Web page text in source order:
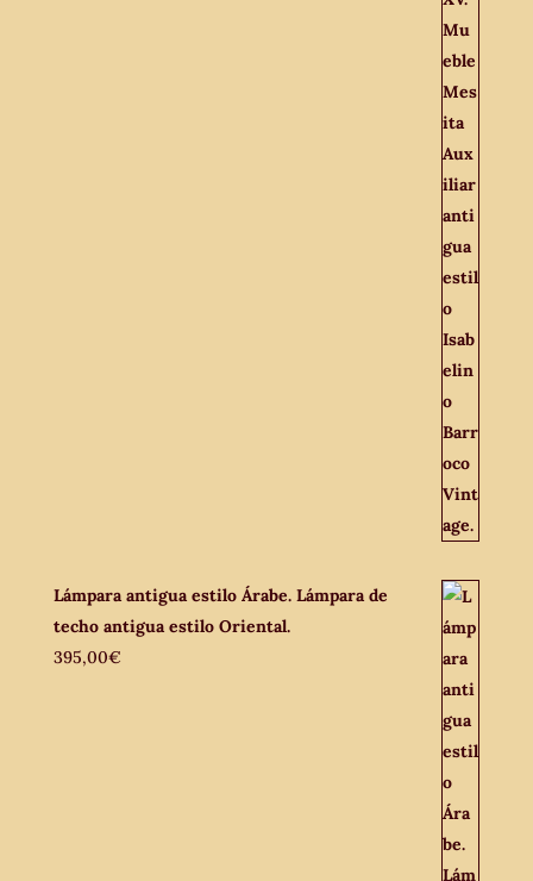
Lámpara antigua estilo Árabe. Lámpara de
techo antigua estilo Oriental.
395,00€